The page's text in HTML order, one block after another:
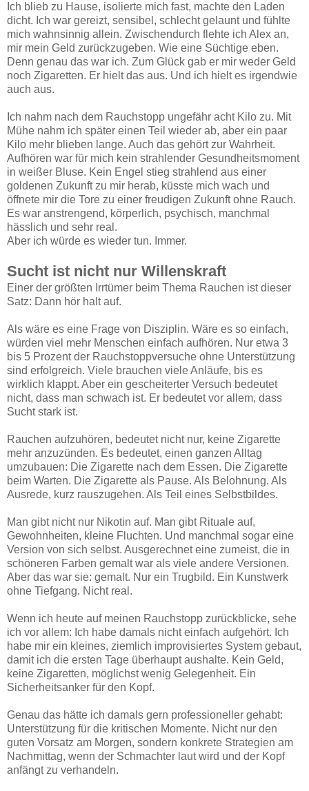
Ich blieb zu Hause, isolierte mich fast, machte den Laden
dicht. Ich war gereizt, sensibel, schlecht gelaunt und fühlte
mich wahnsinnig allein. Zwischendurch flehte ich Alex an,
mir mein Geld zurückzugeben. Wie eine Süchtige eben.
Denn genau das war ich. Zum Glück gab er mir weder Geld
noch Zigaretten. Er hielt das aus. Und ich hielt es irgendwie
auch aus.
Ich nahm nach dem Rauchstopp ungefähr acht Kilo zu. Mit
Mühe nahm ich später einen Teil wieder ab, aber ein paar
Kilo mehr blieben lange. Auch das gehört zur Wahrheit.
Aufhören war für mich kein strahlender Gesundheitsmoment
in weißer Bluse. Kein Engel stieg strahlend aus einer
goldenen Zukunft zu mir herab, küsste mich wach und
öffnete mir die Tore zu einer freudigen Zukunft ohne Rauch.
Es war anstrengend, körperlich, psychisch, manchmal
hässlich und sehr real.
Aber ich würde es wieder tun. Immer.
Sucht ist nicht nur Willenskraft
Einer der größten Irrtümer beim Thema Rauchen ist dieser
Satz: Dann hör halt auf.
Als wäre es eine Frage von Disziplin. Wäre es so einfach,
würden viel mehr Menschen einfach aufhören. Nur etwa 3
bis 5 Prozent der Rauchstoppversuche ohne Unterstützung
sind erfolgreich. Viele brauchen viele Anläufe, bis es
wirklich klappt. Aber ein gescheiterter Versuch bedeutet
nicht, dass man schwach ist. Er bedeutet vor allem, dass
Sucht stark ist.
Rauchen aufzuhören, bedeutet nicht nur, keine Zigarette
mehr anzuzünden. Es bedeutet, einen ganzen Alltag
umzubauen: Die Zigarette nach dem Essen. Die Zigarette
beim Warten. Die Zigarette als Pause. Als Belohnung. Als
Ausrede, kurz rauszugehen. Als Teil eines Selbstbildes.
Man gibt nicht nur Nikotin auf. Man gibt Rituale auf,
Gewohnheiten, kleine Fluchten. Und manchmal sogar eine
Version von sich selbst. Ausgerechnet eine zumeist, die in
schöneren Farben gemalt war als viele andere Versionen.
Aber das war sie: gemalt. Nur ein Trugbild. Ein Kunstwerk
ohne Tiefgang. Nicht real.
Wenn ich heute auf meinen Rauchstopp zurückblicke, sehe
ich vor allem: Ich habe damals nicht einfach aufgehört. Ich
habe mir ein kleines, ziemlich improvisiertes System gebaut,
damit ich die ersten Tage überhaupt aushalte. Kein Geld,
keine Zigaretten, möglichst wenig Gelegenheit. Ein
Sicherheitsanker für den Kopf.
Genau das hätte ich damals gern professioneller gehabt:
Unterstützung für die kritischen Momente. Nicht nur den
guten Vorsatz am Morgen, sondern konkrete Strategien am
Nachmittag, wenn der Schmachter laut wird und der Kopf
anfängt zu verhandeln.